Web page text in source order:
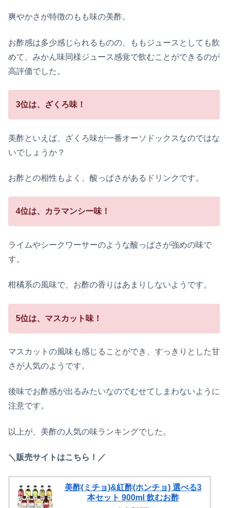
爽やかさが特徴のもも味の美酢。
お酢感は多少感じられるものの、ももジュースとしても飲
めて、みかん味同様ジュース感覚で飲むことができるのが
高評価でした。
3位は、ざくろ味！
美酢といえば、ざくろ味が一番オーソドックスなのではな
いでしょうか？
お酢との相性もよく、酸っぱさがあるドリンクです。
4位は、カラマンシー味！
ライムやシークワーサーのような酸っぱさが強めの味で
す。
柑橘系の風味で、お酢の香りはあまりしないようです。
5位は、マスカット味！
マスカットの風味も感じることができ、すっきりとした甘
さが人気のようです。
後味でお酢感が出るみたいなのでむせてしまわないように
注意です。
以上が、美酢の人気の味ランキングでした。
＼販売サイトはこちら！／
美酢(ミチョ)&紅酢(ホンチョ) 選べる3
本セット 900ml 飲むお酢